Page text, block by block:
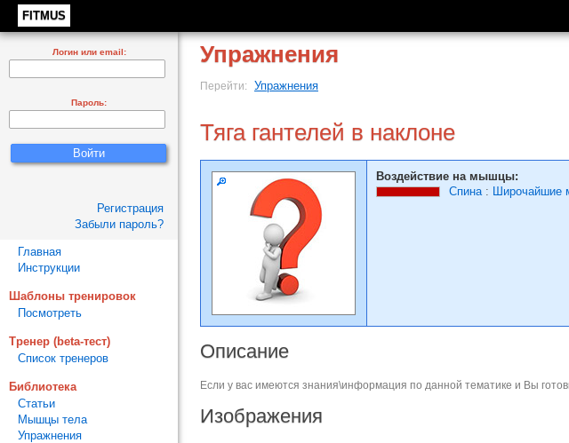
FITMUS
Упражнения
Перейти: Упражнения
Тяга гантелей в наклоне
Воздействие на мышцы:
Спина: Широчайшие
Описание
Если у вас имеются знания\информация по данной тематике и Вы
Изображения
Логин или email:
Пароль:
Регистрация
Забыли пароль?
Главная
Инструкции
Шаблоны тренировок
Посмотреть
Тренер (beta-тест)
Список тренеров
Библиотека
Статьи
Мышцы тела
Упражнения